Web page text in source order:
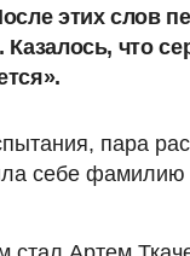
этих слов
что
пара
себе